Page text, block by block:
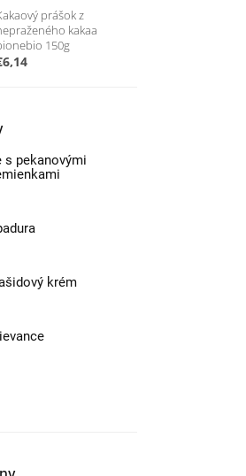
prášok z
kakaa
150g
s pekanovými
krém